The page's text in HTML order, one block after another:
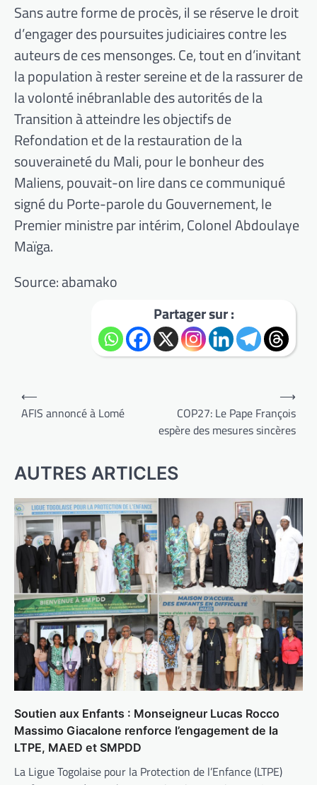
Sans autre forme de procès, il se réserve le droit
d’engager des poursuites judiciaires contre les
auteurs de ces mensonges. Ce, tout en d’invitant
la population à rester sereine et de la rassurer de
la volonté inébranlable des autorités de la
Transition à atteindre les objectifs de
Refondation et de la restauration de la
souveraineté du Mali, pour le bonheur des
Maliens, pouvait-on lire dans ce communiqué
signé du Porte-parole du Gouvernement, le
Premier ministre par intérim, Colonel Abdoulaye
Maïga.
Source: abamako
Partager sur :
Navigation
de
⟵
AFIS annoncé à Lomé
COP27: Le Pape François
espère des mesures sincères
⟶
AUTRES ARTICLES
Soutien aux Enfants : Monseigneur Lucas Rocco
Massimo Giacalone renforce l’engagement de la
LTPE, MAED et SMPDD
La Ligue Togolaise pour la Protection de l’Enfance (LTPE)